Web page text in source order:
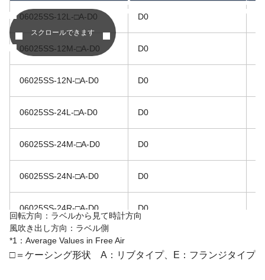
スクロールできます
06025SS-12L-□A-D0 D0
06025SS-12M-□A-D0 D0
06025SS-12N-□A-D0 D0
06025SS-24L-□A-D0 D0
06025SS-24M-□A-D0 D0
06025SS-24N-□A-D0 D0
06025SS-24R-□A-D0 D0
回転方向：ラベルから見て時計方向
風吹き出し方向：ラベル側
*1：Average Values in Free Air
□＝ケーシング形状 A：リブタイプ、E：フランジタイプ